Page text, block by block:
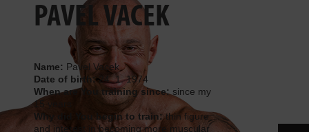
PRODUCTS
TECHNOLOGY
EXTRIFIT® TEAM
VIDEOS
PAVEL VACEK
Name: Pavel Vacek
Date of birth:24. 1. 1974
When are You training since: since my
15 years
Why did You begin to train:thin figure
and interest in becoming more muscular